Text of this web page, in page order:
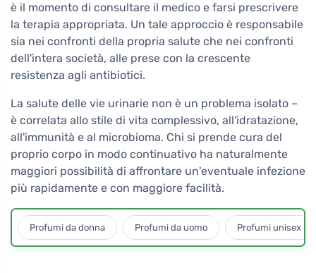
è il momento di consultare il medico e farsi prescrivere
la terapia appropriata. Un tale approccio è responsabile
sia nei confronti della propria salute che nei confronti
dell'intera società, alle prese con la crescente
resistenza agli antibiotici.
La salute delle vie urinarie non è un problema isolato –
è correlata allo stile di vita complessivo, all'idratazione,
all'immunità e al microbioma. Chi si prende cura del
proprio corpo in modo continuativo ha naturalmente
maggiori possibilità di affrontare un'eventuale infezione
più rapidamente e con maggiore facilità.
Profumi da donna Profumi da uomo Profumi unisex